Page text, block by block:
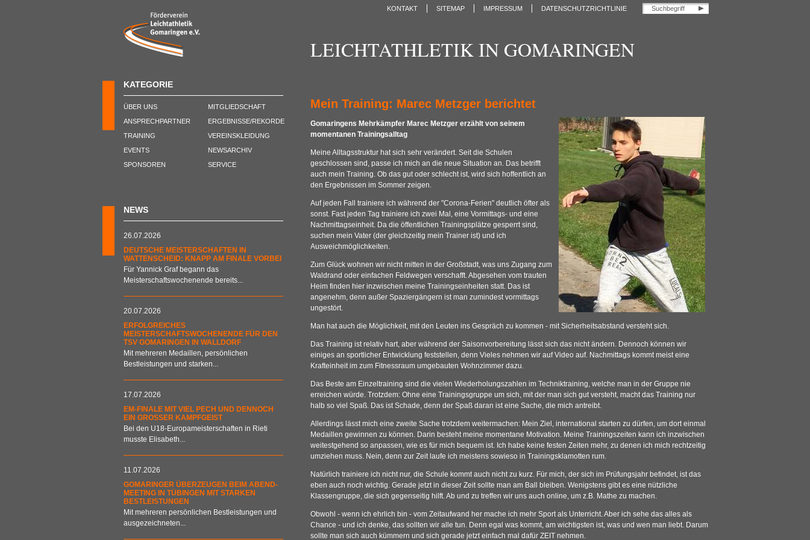
KONTAKT SITEMAP IMPRESSUM DATENSCHUTZRICHTLINIE
KATEGORIE
ÜBER UNS
ANSPRECHPARTNER
TRAINING
EVENTS
SPONSOREN
MITGLIEDSCHAFT
ERGEBNISSE/REKORDE
VEREINSKLEIDUNG
NEWSARCHIV
SERVICE
NEWS
26.07.2026
DEUTSCHE MEISTERSCHAFTEN IN
WATTENSCHEID: KNAPP AM FINALE VORBEI
Für Yannick Graf begann das
Meisterschaftswochenende bereits...
20.07.2026
ERFOLGREICHES
MEISTERSCHAFTSWOCHENENDE FÜR DEN
TSV GOMARINGEN IN WALLDORF
Mit mehreren Medaillen, persönlichen
Bestleistungen und starken...
17.07.2026
EM-FINALE MIT VIEL PECH UND DENNOCH
EIN GROSSER KAMPFGEIST
Bei den U18-Europameisterschaften in Rieti
musste Elisabeth...
11.07.2026
GOMARINGER ÜBERZEUGEN BEIM ABEND-
MEETING IN TÜBINGEN MIT STARKEN
BESTLEISTUNGEN
Mit mehreren persönlichen Bestleistungen und
ausgezeichneten...
LEICHTATHLETIK IN GOMARINGEN
Mein Training: Marec Metzger berichtet
Gomaringens Mehrkämpfer Marec Metzger erzählt von seinem
momentanen Trainingsalltag
Meine Alltagsstruktur hat sich sehr verändert. Seit die Schulen
geschlossen sind, passe ich mich an die neue Situation an. Das betrifft
auch mein Training. Ob das gut oder schlecht ist, wird sich hoffentlich an
den Ergebnissen im Sommer zeigen.
Auf jeden Fall trainiere ich während der "Corona-Ferien" deutlich öfter als
sonst. Fast jeden Tag trainiere ich zwei Mal, eine Vormittags- und eine
Nachmittagseinheit. Da die öffentlichen Trainingsplätze gesperrt sind,
suchen mein Vater (der gleichzeitig mein Trainer ist) und ich
Ausweichmöglichkeiten.
Zum Glück wohnen wir nicht mitten in der Großstadt, was uns Zugang zum
Waldrand oder einfachen Feldwegen verschafft. Abgesehen vom trauten
Heim finden hier inzwischen meine Trainingseinheiten statt. Das ist
angenehm, denn außer Spaziergängern ist man zumindest vormittags
ungestört.
Man hat auch die Möglichkeit, mit den Leuten ins Gespräch zu kommen - mit Sicherheitsabstand versteht sich.
Das Training ist relativ hart, aber während der Saisonvorbereitung lässt sich das nicht ändern. Dennoch können wir
einiges an sportlicher Entwicklung feststellen, denn Vieles nehmen wir auf Video auf. Nachmittags kommt meist eine
Krafteinheit im zum Fitnessraum umgebauten Wohnzimmer dazu.
Das Beste am Einzeltraining sind die vielen Wiederholungszahlen im Techniktraining, welche man in der Gruppe nie
erreichen würde. Trotzdem: Ohne eine Trainingsgruppe um sich, mit der man sich gut versteht, macht das Training nur
halb so viel Spaß. Das ist Schade, denn der Spaß daran ist eine Sache, die mich antreibt.
Allerdings lässt mich eine zweite Sache trotzdem weitermachen: Mein Ziel, international starten zu dürfen, um dort einmal
Medaillen gewinnen zu können. Darin besteht meine momentane Motivation. Meine Trainingszeiten kann ich inzwischen
weitestgehend so anpassen, wie es für mich bequem ist. Ich habe keine festen Zeiten mehr, zu denen ich mich rechtzeitig
umziehen muss. Nein, denn zur Zeit laufe ich meistens sowieso in Trainingsklamotten rum.
Natürlich trainiere ich nicht nur, die Schule kommt auch nicht zu kurz. Für mich, der sich im Prüfungsjahr befindet, ist das
eben auch noch wichtig. Gerade jetzt in dieser Zeit sollte man am Ball bleiben. Wenigstens gibt es eine nützliche
Klassengruppe, die sich gegenseitig hilft. Ab und zu treffen wir uns auch online, um z.B. Mathe zu machen.
Obwohl - wenn ich ehrlich bin - vom Zeitaufwand her mache ich mehr Sport als Unterricht. Aber ich sehe das alles als
Chance - und ich denke, das sollten wir alle tun. Denn egal was kommt, am wichtigsten ist, was und wen man liebt. Darum
sollte man sich auch kümmern und sich gerade jetzt einfach mal dafür ZEIT nehmen.